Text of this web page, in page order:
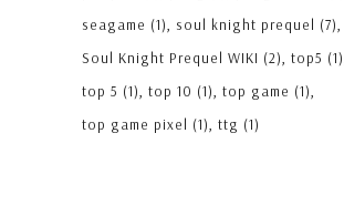
seagame (1) soul knight prequel (7)
Soul Knight Prequel WIKI (2) top5 (1)
top 5 (1) top 10 (1) top game (1)
top game pixel (1) ttg (1)